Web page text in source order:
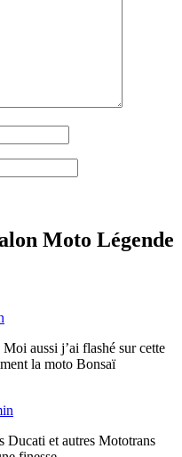
Moto Légende
aussi j’ai flashé sur cette
la moto Bonsaï
Ducati et autres Mototrans